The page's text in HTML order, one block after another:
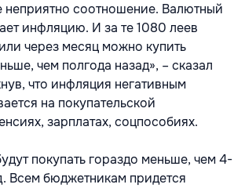
неприятно соотношение. Валютный
инфляцию. И за те 1080 леев
через месяц можно купить
чем полгода назад», – сказал
что инфляция негативным
на покупательской
зарплатах, соцпособиях.
покупать гораздо меньше, чем 4-
Всем бюджетникам придется